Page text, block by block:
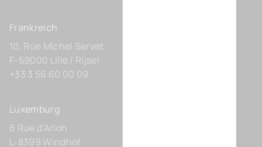
Frankreich
10, Rue Michel Servet
F-59000 Lille / Rijsel
+33 3 56 60 00 09
Luxemburg
6 Rue d’Arlon
L-8399 Windhof